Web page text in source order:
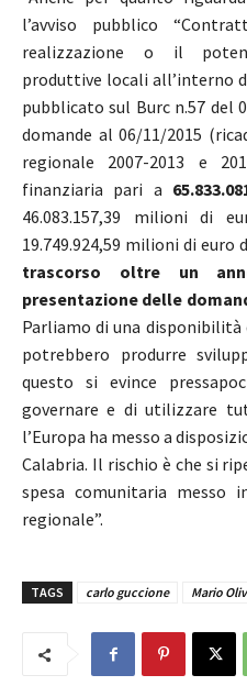
l’avviso pubblico
realizzazione o il
produttive locali all’interno
pubblicato sul Burc n.57 del
domande al 06/11/2015
regionale 2007-2013 e
finanziaria pari a
46.083.157,39 milioni di
19.749.924,59 milioni di euro
trascorso oltre un
presentazione delle
Parliamo di una
potrebbero produrre
questo si evince
governare e di utilizzare
l’Europa ha messo a
Calabria. Il rischio è che si
spesa comunitaria messo
regionale”.
TAGS carlo guccione Mario